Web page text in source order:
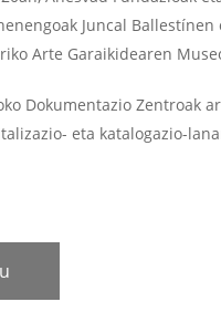
Juncal
Arte Garaikidearen
Dokumentazio Zentroak
eta katalogazio-